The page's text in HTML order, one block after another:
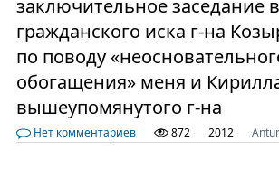
заключительное заседание
гражданского иска г-на
по поводу
обогащения» меня и
вышеупомянутого г-на
Нет комментариев 872 2012